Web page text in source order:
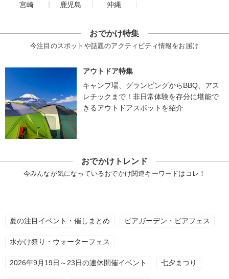
宮崎
鹿児島 沖縄
おでかけ特集
今注目のスポットや話題のアクティビティ情報をお届け
アウトドア特集
キャンプ場、グランピングからBBQ、アス
レチックまで！非日常体験を存分に堪能で
きるアウトドアスポットを紹介
おでかけトレンド
今みんなが気になっているおでかけ関連キーワードはコレ！
夏の注目イベント・催しまとめ ビアガーデン・ビアフェス
水かけ祭り・ウォーターフェス
2026年9月19日～23日の連休開催イベント 七夕まつり